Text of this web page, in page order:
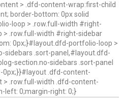
> .dfd-content-wrap:first-child
border-bottom: 0px solid
loop > .row.full-width #right-
> .row.full-width #right-sidebar
0px;}#layout.dfd-portfolio-loop >
sidebars .sort-panel,#layout.dfd-
section.no-sidebars .sort-panel
0px;}}#layout .dfd-content-
.row.full-width .dfd-content-
left: 0;margin-right: 0;}